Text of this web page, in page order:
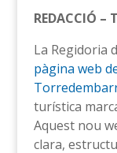
REDACCIÓ
La Regidoria
pàgina web
turística
Aquest nou
clara,